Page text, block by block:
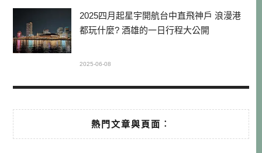
2025四月起星宇開航台中直飛神戶 浪漫港
都玩什麼? 酒雄的一日行程大公開
2025-06-08
熱門文章與頁面︰